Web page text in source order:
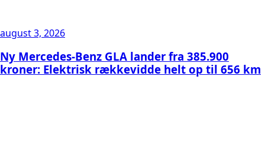
august 3, 2026
Ny Mercedes-Benz GLA lander fra 385.900
kroner: Elektrisk rækkevidde helt op til 656 km